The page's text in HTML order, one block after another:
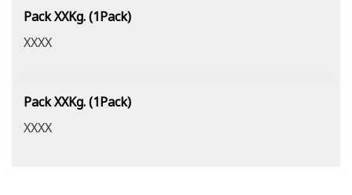
Pack XXKg. (1Pack)
XXXX
Pack XXKg. (1Pack)
XXXX